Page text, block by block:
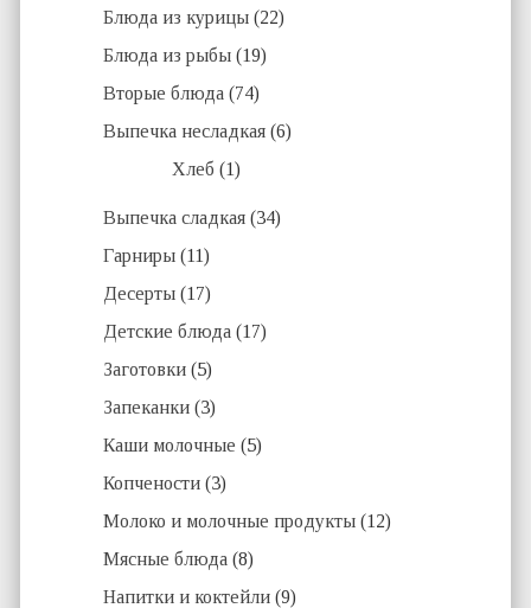
Блюда из курицы (22)
Блюда из рыбы (19)
Вторые блюда (74)
Выпечка несладкая (6)
Хлеб (1)
Выпечка сладкая (34)
Гарниры (11)
Десерты (17)
Детские блюда (17)
Заготовки (5)
Запеканки (3)
Каши молочные (5)
Копчености (3)
Молоко и молочные продукты (12)
Мясные блюда (8)
Напитки и коктейли (9)